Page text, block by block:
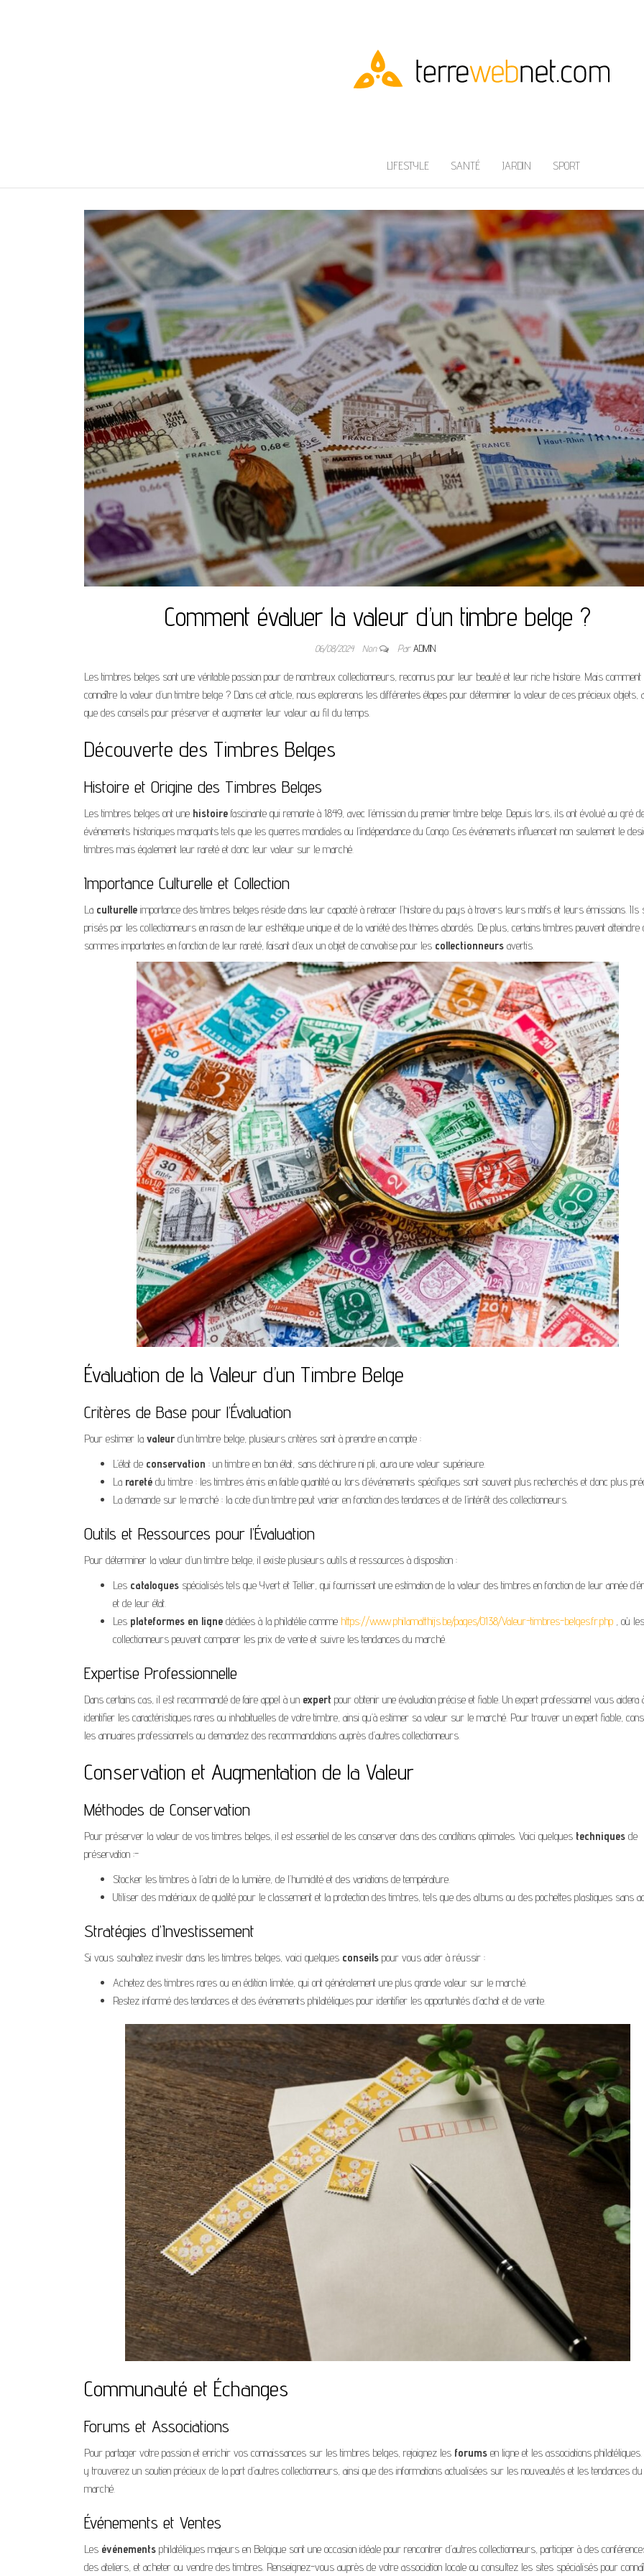
LIFESTYLE SANTÉ JARDIN SPORT
Comment évaluer la valeur d’un timbre belge ?
06/08/2024 Non ParADMIN
Les timbres belges sont une véritable passion pour de nombreux collectionneurs, reconnus pour leur beauté et leur riche histoire. Mais comment
connaître la valeur d’un timbre belge ? Dans cet article, nous explorerons les différentes étapes pour déterminer la valeur de ces précieux objets,
que des conseils pour préserver et augmenter leur valeur au fil du temps.
Découverte des Timbres Belges
Histoire et Origine des Timbres Belges
Les timbres belges ont une histoire fascinante qui remonte à 1849, avec l’émission du premier timbre belge. Depuis lors, ils ont évolué au gré
événements historiques marquants tels que les guerres mondiales ou l’indépendance du Congo. Ces événements influencent non seulement le
timbres mais également leur rareté et donc leur valeur sur le marché.
Importance Culturelle et Collection
La culturelle importance des timbres belges réside dans leur capacité à retracer l’histoire du pays à travers leurs motifs et leurs émissions. Ils
prisés par les collectionneurs en raison de leur esthétique unique et de la variété des thèmes abordés. De plus, certains timbres peuvent atteindre
sommes importantes en fonction de leur rareté, faisant d’eux un objet de convoitise pour les collectionneurs avertis.
Évaluation de la Valeur d’un Timbre Belge
Critères de Base pour l’Évaluation
Pour estimer la valeur d’un timbre belge, plusieurs critères sont à prendre en compte :
L’état de conservation : un timbre en bon état, sans déchirure ni pli, aura une valeur supérieure.
La rareté du timbre : les timbres émis en faible quantité ou lors d’événements spécifiques sont souvent plus recherchés et donc plus
La demande sur le marché : la cote d’un timbre peut varier en fonction des tendances et de l’intérêt des collectionneurs.
Outils et Ressources pour l’Évaluation
Pour déterminer la valeur d’un timbre belge, il existe plusieurs outils et ressources à disposition :
Les catalogues spécialisés tels que Yvert et Tellier, qui fournissent une estimation de la valeur des timbres en fonction de leur année
et de leur état.
Les plateformes en ligne dédiées à la philatélie comme https://www.philamatthijs.be/pages/0138/Valeur-timbres-belges.fr.php , où les
collectionneurs peuvent comparer les prix de vente et suivre les tendances du marché.
Expertise Professionnelle
Dans certains cas, il est recommandé de faire appel à un expert pour obtenir une évaluation précise et fiable. Un expert professionnel vous aidera
identifier les caractéristiques rares ou inhabituelles de votre timbre, ainsi qu’à estimer sa valeur sur le marché. Pour trouver un expert fiable,
les annuaires professionnels ou demandez des recommandations auprès d’autres collectionneurs.
Conservation et Augmentation de la Valeur
Méthodes de Conservation
Pour préserver la valeur de vos timbres belges, il est essentiel de les conserver dans des conditions optimales. Voici quelques techniques de
préservation :-
Stocker les timbres à l’abri de la lumière, de l’humidité et des variations de température.
Utiliser des matériaux de qualité pour le classement et la protection des timbres, tels que des albums ou des pochettes plastiques sans
Stratégies d’Investissement
Si vous souhaitez investir dans les timbres belges, voici quelques conseils pour vous aider à réussir :
Achetez des timbres rares ou en édition limitée, qui ont généralement une plus grande valeur sur le marché.
Restez informé des tendances et des événements philatéliques pour identifier les opportunités d’achat et de vente.
Communauté et Échanges
Forums et Associations
Pour partager votre passion et enrichir vos connaissances sur les timbres belges, rejoignez les forums en ligne et les associations
y trouverez un soutien précieux de la part d’autres collectionneurs, ainsi que des informations actualisées sur les nouveautés et les tendances du
marché.
Événements et Ventes
Les événements philatéliques majeurs en Belgique sont une occasion idéale pour rencontrer d’autres collectionneurs, participer à des
des ateliers, et acheter ou vendre des timbres. Renseignez-vous auprès de votre association locale ou consultez les sites spécialisés pour